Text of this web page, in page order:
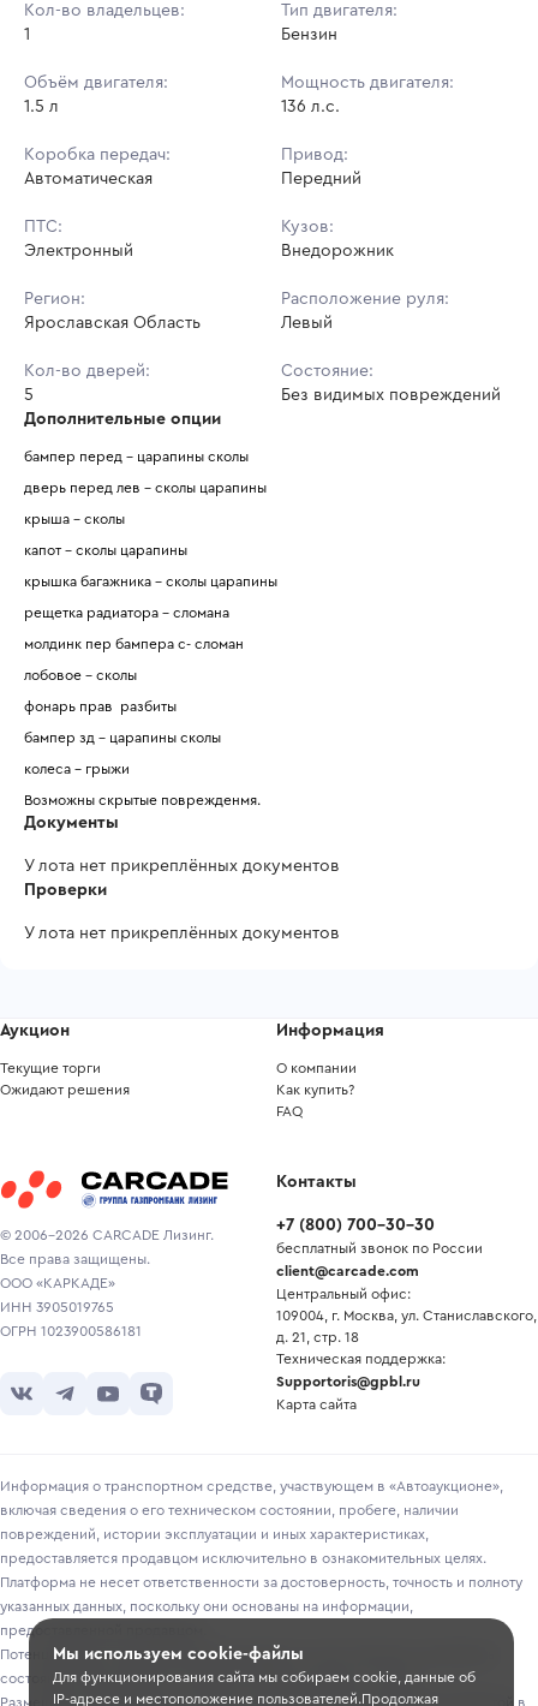
Кол-во владельцев:
1
Тип двигателя:
Бензин
Объём двигателя:
1.5 л
Мощность двигателя:
136 л.с.
Коробка передач:
Автоматическая
Привод:
Передний
ПТС:
Электронный
Кузов:
Внедорожник
Регион:
Ярославская Область
Расположение руля:
Левый
Кол-во дверей:
5
Состояние:
Без видимых повреждений
Дополнительные опции
бампер перед - царапины сколы
дверь перед лев - сколы царапины
крыша - сколы
капот - сколы царапины
крышка багажника - сколы царапины
рещетка радиатора - сломана
молдинк пер бампера с- сломан
лобовое - сколы
фонарь прав  разбиты
бампер зд - царапины сколы
колеса - грыжи
Возможны скрытые поврежденмя.
Документы
У лота нет прикреплённых документов
Проверки
У лота нет прикреплённых документов
© 2006-2026 CARCADE Лизинг.
Все права защищены.
ООО «КАРКАДЕ»
ИНН 3905019765
ОГРН 1023900586181
Аукцион
Текущие торги
Ожидают решения
Информация
О компании
Как купить?
FAQ
Контакты
+7 (800) 700-30-30
бесплатный звонок по России
client@carcade.com
Центральный офис:
109004, г. Москва, ул. Станиславского,
д. 21, стр. 18
Техническая поддержка:
Supportoris@gpbl.ru
Карта сайта
Информация о транспортном средстве, участвующем в «Автоаукционе»,
включая сведения о его техническом состоянии, пробеге, наличии
повреждений, истории эксплуатации и иных характеристиках,
предоставляется продавцом исключительно в ознакомительных целях.
Платформа не несет ответственности за достоверность, точность и полноту
указанных данных, поскольку они основаны на информации,
предоставленной продавцом.
Потенциальным покупателям рекомендуется самостоятельно проверять
состояние транспортного средства перед участием в торгах.
Размещение информации о лотах на сайте не является публичной офертой в
Мы используем cookie-файлы
Для функционирования сайта мы собираем cookie, данные об
IP-адресе и местоположение пользователей.Продолжая